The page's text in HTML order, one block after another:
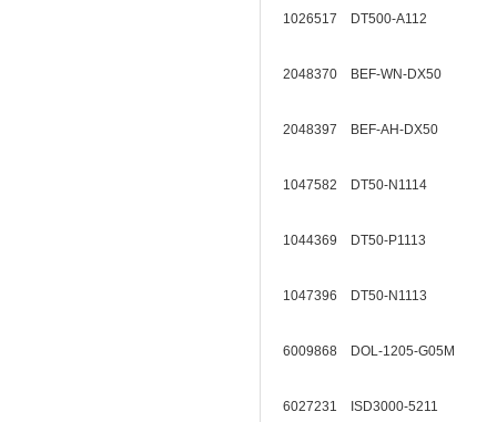
1026517 DT500-A112
2048370 BEF-WN-DX50
2048397 BEF-AH-DX50
1047582 DT50-N1114
1044369 DT50-P1113
1047396 DT50-N1113
6009868 DOL-1205-G05M
6027231 ISD3000-5211